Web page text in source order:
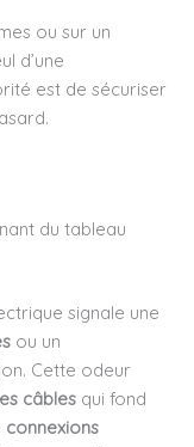
ou sur un
d’une
est de sécuriser
du tableau
signale une
ou un
Cette odeur
câbles qui fond
connexions